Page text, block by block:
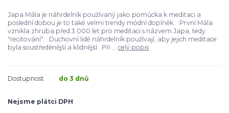
Japa Mála je náhrdelník používaný jako pomůcka k meditaci a
poslední dobou je to také velmi trendy módní doplněk. První Mála
vznikla zhruba před 3 000 let pro meditaci s názvem Japa, tedy
"recitování". Duchovní lidé náhrdelník používají, aby jejich meditace
byla soustředěnější a klidnější. Při ... celý popis
Dostupnost do 3 dnů
Nejsme plátci DPH